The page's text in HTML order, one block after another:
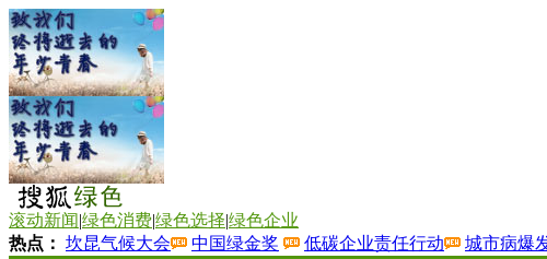
滚动新闻|绿色消费|绿色选择|绿色企业
热点： 坎昆气候大会 中国绿金奖 低碳企业责任行动
城市病爆